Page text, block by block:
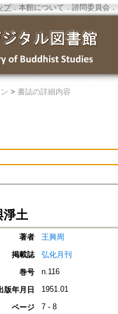
プ．本館について ． 諮問委員会 ．
> 書誌の詳細内容
淨土
著者
王興周
掲載誌
弘化月刊
巻号
n.116
版年月日 1951.01
ページ 7 - 8